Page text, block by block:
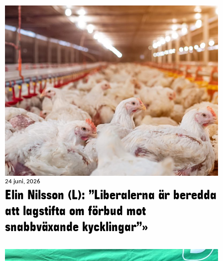
24 juni, 2026
Elin Nilsson (L): ”Liberalerna är beredda
att lagstifta om förbud mot
snabbväxande kycklingar”»